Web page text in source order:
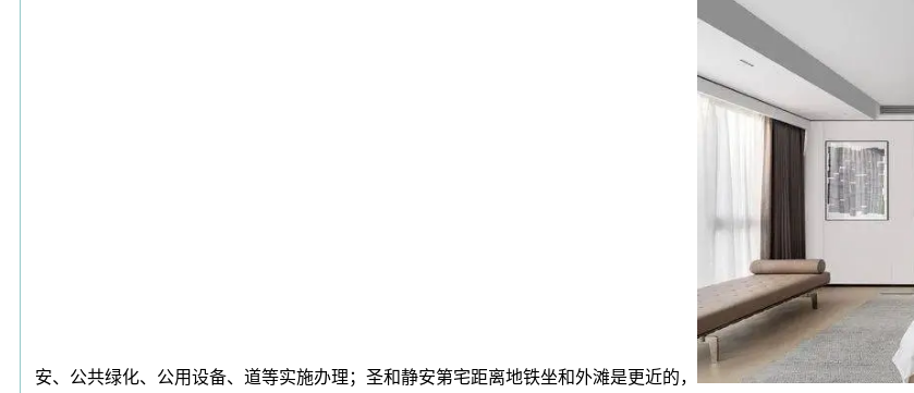
安、公共绿化、公用设备、道等实施办理；圣和静安第宅距离地铁坐和外滩是更近的，